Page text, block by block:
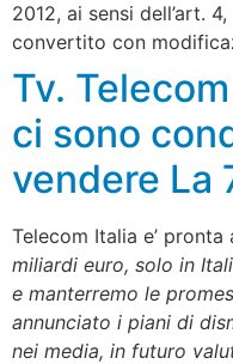
2012, ai sensi dell’art.
convertito con
Tv.
ci sono
vendere La
Telecom Italia e’
miliardi euro, solo in
e manterremo le
annunciato i piani di
nei media, in futuro